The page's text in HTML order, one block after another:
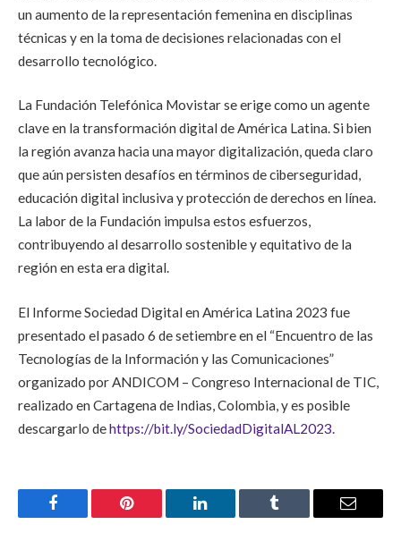
un aumento de la representación femenina en disciplinas
técnicas y en la toma de decisiones relacionadas con el
desarrollo tecnológico.
La Fundación Telefónica Movistar se erige como un agente
clave en la transformación digital de América Latina. Si bien
la región avanza hacia una mayor digitalización, queda claro
que aún persisten desafíos en términos de ciberseguridad,
educación digital inclusiva y protección de derechos en línea.
La labor de la Fundación impulsa estos esfuerzos,
contribuyendo al desarrollo sostenible y equitativo de la
región en esta era digital.
El Informe Sociedad Digital en América Latina 2023 fue
presentado el pasado 6 de setiembre en el “Encuentro de las
Tecnologías de la Información y las Comunicaciones”
organizado por ANDICOM – Congreso Internacional de TIC,
realizado en Cartagena de Indias, Colombia, y es posible
descargarlo dehttps://bit.ly/SociedadDigitalAL2023.
Facebook Pinterest LinkedIn Tumblr Email